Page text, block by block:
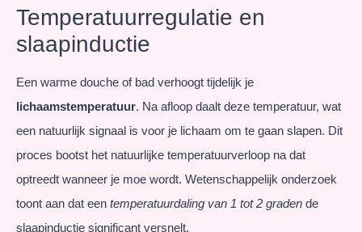
Temperatuurregulatie en
slaapinductie
Een warme douche of bad verhoogt tijdelijk je
lichaamstemperatuur. Na afloop daalt deze temperatuur, wat
een natuurlijk signaal is voor je lichaam om te gaan slapen. Dit
proces bootst het natuurlijke temperatuurverloop na dat
optreedt wanneer je moe wordt. Wetenschappelijk onderzoek
toont aan dat een temperatuurdaling van 1 tot 2 graden de
slaapinductie significant versnelt.